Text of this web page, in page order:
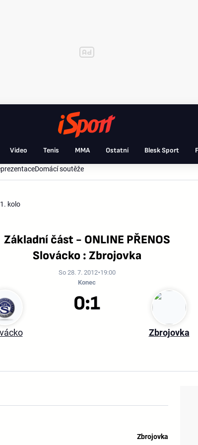
Video Tenis MMA Ostatní Blesk Sport
Domácí soutěže
1. kolo
Základní část - ONLINE PŘENOS
Slovácko : Zbrojovka
So 28. 7. 2012 19:00
Konec
Zbrojovka
0:1
Zbrojovka